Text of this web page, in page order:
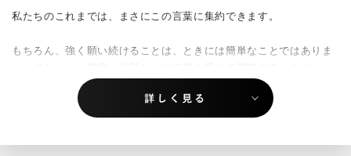
私たちのこれまでは、まさにこの言葉に集約できます。
もちろん、強く願い続けることは、ときには簡単なことではありま
講演案件や、税制改正を機に半ば脚光を浴びる相続案件、事業承継
と絡み合った合併や分割、M&Aをはじめとする組織再編案件、時代
がそうであるように避けては通れない国際税務案件など、多岐に亘